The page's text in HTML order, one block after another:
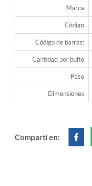
Marca
Código
Código de barras:
Cantidad por bulto
Peso
Dimensiones
Compartí en: